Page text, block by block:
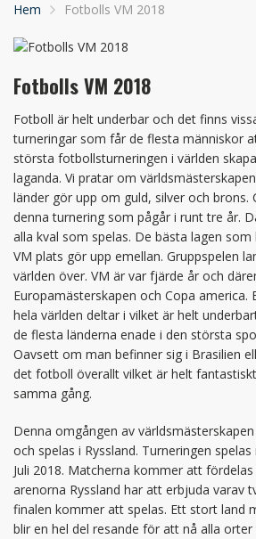
Hem Fotbolls VM 2018
Fotbolls VM 2018
Fotboll är helt underbar och det finns
turneringar som får de flesta människor
största fotbollsturneringen i världen
laganda. Vi pratar om
länder gör upp om guld, silver och brons.
denna turnering som pågår i runt tre år.
alla kval som spelas. De bästa lagen
VM plats gör upp emellan. Gruppspelen
världen över. VM är var fjärde år och
Europamästerskapen och Copa america.
hela världen deltar i vilket är helt
de flesta länderna enade i den största
Oavsett om man befinner sig i Brasilien
det fotboll överallt vilket är helt
samma gång.
Denna omgången av
och spelas i Ryssland. Turneringen
Juli 2018. Matcherna kommer att
arenorna Ryssland har att erbjuda varav
finalen kommer att spelas. Ett stort land
blir en hel del resande för att nå alla